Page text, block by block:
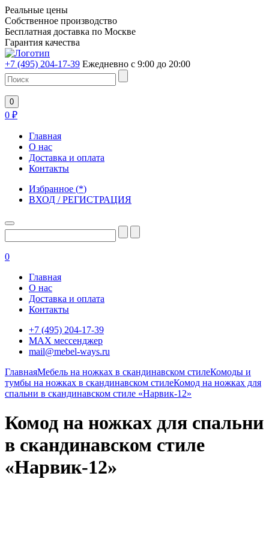
Реальные цены
Собственное производство
Бесплатная доставка по Москве
Гарантия качества
+7 (495) 204-17-39 Ежедневно с 9:00 до 20:00
0
0 ₽
Главная
О нас
Доставка и оплата
Контакты
Избранное (*)
ВХОД / РЕГИСТРАЦИЯ
0
Главная
О нас
Доставка и оплата
Контакты
+7 (495) 204-17-39
MAX мессенджер
mail@mebel-ways.ru
ГлавнаяМебель на ножках в скандинавском стилеКомоды и
тумбы на ножках в скандинавском стилеКомод на ножках для
спальни в скандинавском стиле «Нарвик-12»
Комод на ножках для спальни
в скандинавском стиле
«Нарвик-12»